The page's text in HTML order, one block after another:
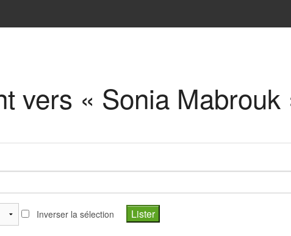
vers « Sonia Mabrouk
Inverser la sélection